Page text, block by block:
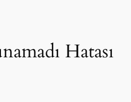
Hatası